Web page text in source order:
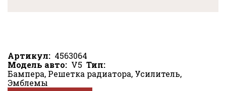
Артикул
4563064
Модель авто
V5 Тип
Бампера, Решетка радиатора, Усилитель,
Эмблемы